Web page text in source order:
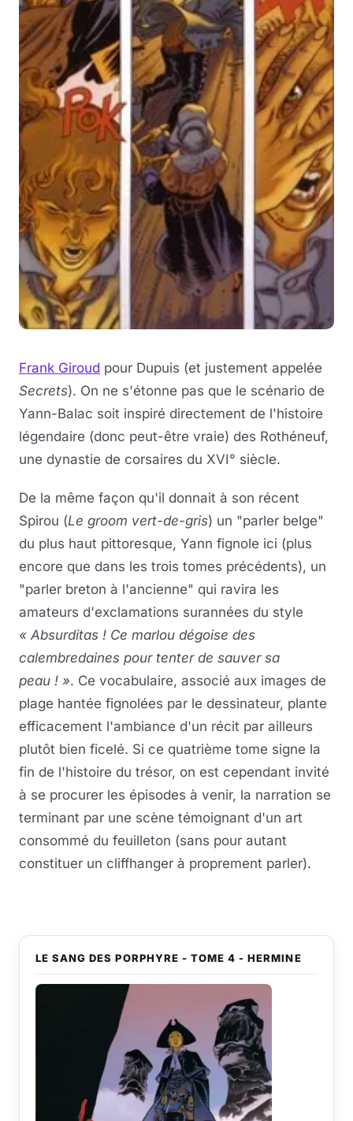
Frank Giroud pour Dupuis (et justement appelée
Secrets). On ne s'étonne pas que le scénario de
Yann-Balac soit inspiré directement de l'histoire
légendaire (donc peut-être vraie) des Rothéneuf,
une dynastie de corsaires du XVI° siècle.
De la même façon qu'il donnait à son récent
Spirou (Le groom vert-de-gris) un "parler belge"
du plus haut pittoresque, Yann fignole ici (plus
encore que dans les trois tomes précédents), un
"parler breton à l'ancienne" qui ravira les
amateurs d'exclamations surannées du style
« Absurditas ! Ce marlou dégoise des
calembredaines pour tenter de sauver sa
peau ! ». Ce vocabulaire, associé aux images de
plage hantée fignolées par le dessinateur, plante
efficacement l'ambiance d'un récit par ailleurs
plutôt bien ficelé. Si ce quatrième tome signe la
fin de l'histoire du trésor, on est cependant invité
à se procurer les épisodes à venir, la narration se
terminant par une scène témoignant d'un art
consommé du feuilleton (sans pour autant
constituer un cliffhanger à proprement parler).
LE SANG DES PORPHYRE - TOME 4 - HERMINE